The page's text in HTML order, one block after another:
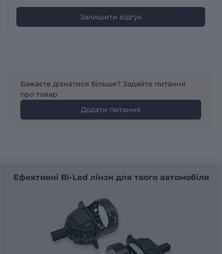
Залишити відгук
Бажаєте дізнатися більше? Задайте питання
про товар
Додати питання
Ефективні Bi-Led лінзи для твого автомобіля